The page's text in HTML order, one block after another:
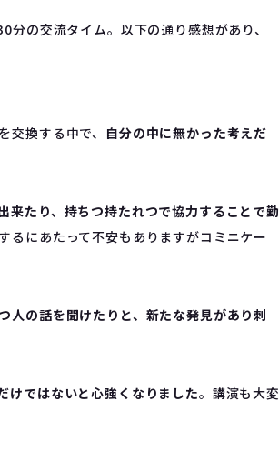
の交流タイム。以下の通り感想があり、
換する中で、 自分の中に無かった考えだ
来たり、持ちつ持たれつで協力することで勤
るにあたって不安もありますがコミニケー
人の話を聞けたりと、新たな発見があり刺
けではないと心強くなりました。講演も大変